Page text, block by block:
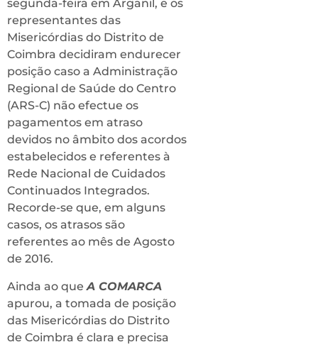
segunda-feira em Arganil, e os
representantes das
Misericórdias do Distrito de
Coimbra decidiram endurecer
posição caso a Administração
Regional de Saúde do Centro
(ARS-C) não efectue os
pagamentos em atraso
devidos no âmbito dos acordos
estabelecidos e referentes à
Rede Nacional de Cuidados
Continuados Integrados.
Recorde-se que, em alguns
casos, os atrasos são
referentes ao mês de Agosto
de 2016.
Ainda ao queA COMARCA
apurou, a tomada de posição
das Misericórdias do Distrito
de Coimbra é clara e precisa